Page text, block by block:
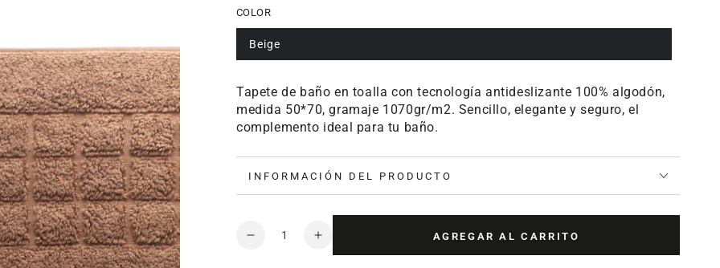
COLOR
Beige
Tapete de baño en toalla con tecnología antideslizante 100% algodón,
medida 50*70, gramaje 1070gr/m2. Sencillo, elegante y seguro, el
complemento ideal para tu baño.
INFORMACIÓN DEL PRODUCTO
Cantidad
Reducir
Aumentar
cantidad
AGREGAR AL CARRITO